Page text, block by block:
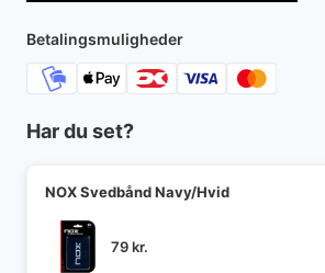
Betalingsmuligheder
Har du set?
NOX Svedbånd Navy/Hvid
79kr.